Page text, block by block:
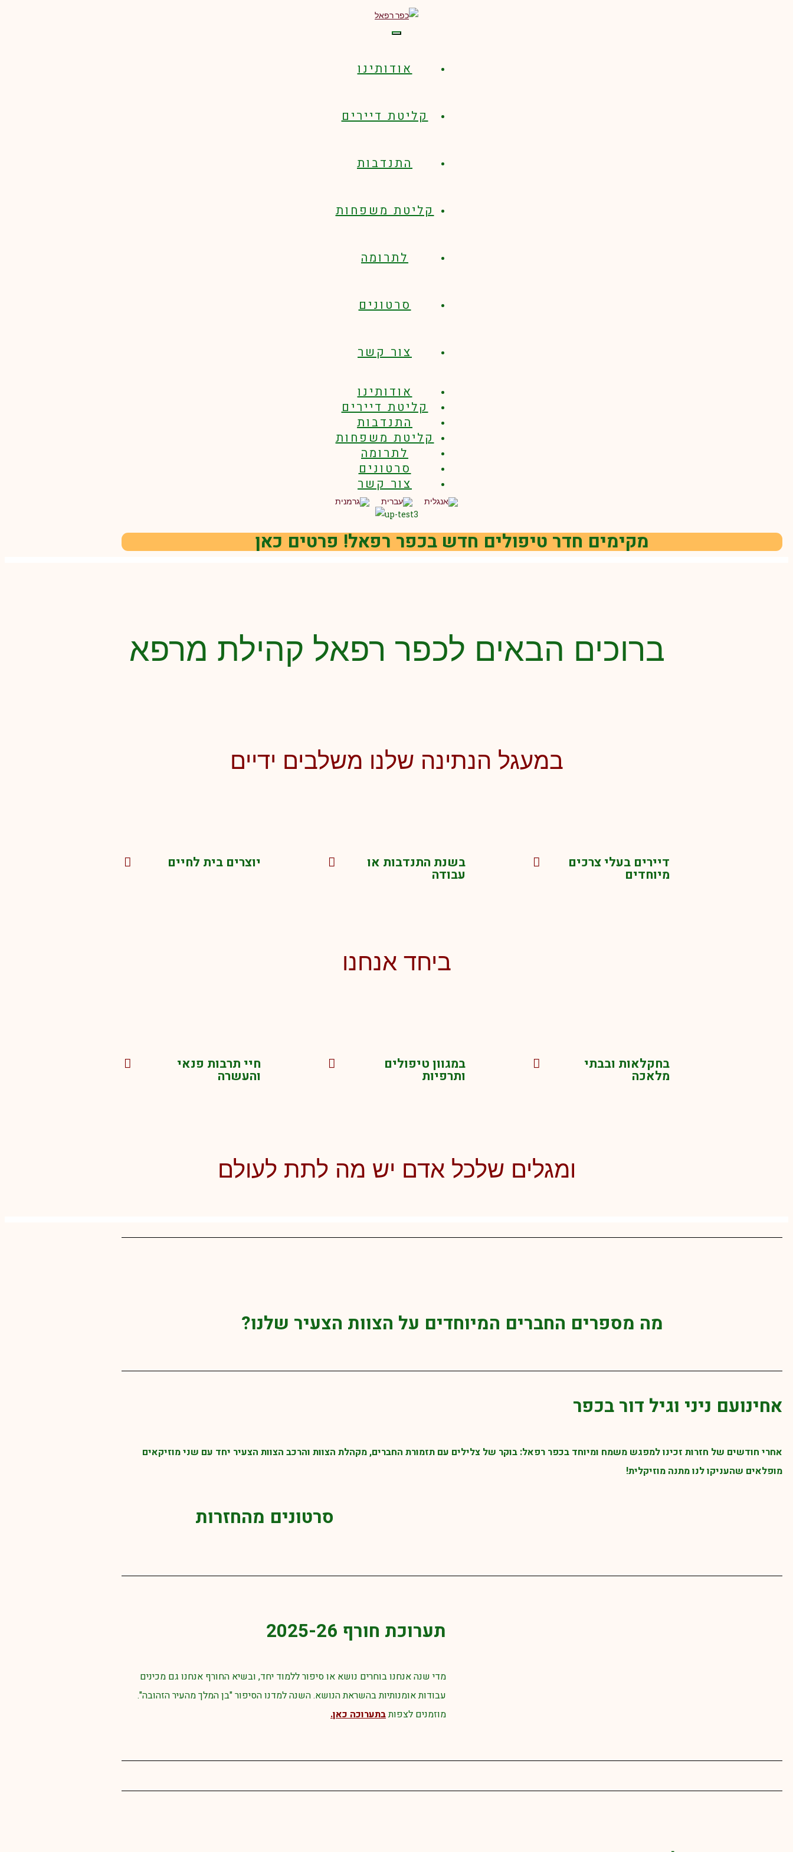
תפריט
אודותינו
קליטת דיירים
התנדבות
קליטת משפחות
לתרומה
סרטונים
צור קשר
אודותינו
קליטת דיירים
התנדבות
קליטת משפחות
לתרומה
סרטונים
צור קשר
מקימים חדר טיפולים חדש בכפר רפאל! פרטים כאן
ברוכים הבאים לכפר רפאל קהילת מרפא
במעגל הנתינה שלנו משלבים ידיים
דיירים בעלי צרכים
מיוחדים
בשנת התנדבות או
עבודה
יוצרים בית לחיים
ביחד אנחנו
בחקלאות ובבתי
מלאכה
במגוון טיפולים
ותרפיות
חיי תרבות פנאי
והעשרה
ומגלים שלכל אדם יש מה לתת לעולם
מה מספרים החברים המיוחדים על הצוות הצעיר שלנו?
אחינועם ניני וגיל דור בכפר
אחרי חודשים של חזרות זכינו למפגש משמח ומיוחד בכפר רפאל: בוקר של צלילים עם תזמורת החברים, מקהלת הצוות והרכב הצוות הצעיר יחד עם שני מוזיקאים
מופלאים שהעניקו לנו מתנה מוזיקלית!
סרטונים מהחזרות
תערוכת חורף 2025-26
מדי שנה אנחנו בוחרים נושא או סיפור ללמוד יחד, ובשיא החורף אנחנו גם מכינים
עבודות אומנותיות בהשראת הנושא. השנה למדנו הסיפור "בן המלך מהעיר הזהובה".
מוזמנים לצפותבתערוכה כאן.